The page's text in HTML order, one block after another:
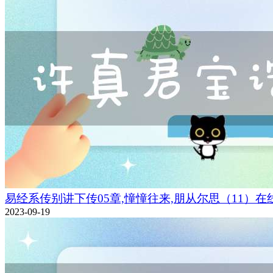
易经系传别讲下传05章,憧憧往来,朋从尔思（11）在
2023-09-19